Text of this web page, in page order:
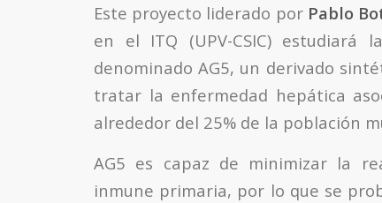
Este proyecto liderado por Pablo
en el ITQ (UPV-CSIC) estudiará
denominado AG5, un derivado
tratar la enfermedad hepática
alrededor del 25% de la población
AG5 es capaz de minimizar la
inmune primaria, por lo que se